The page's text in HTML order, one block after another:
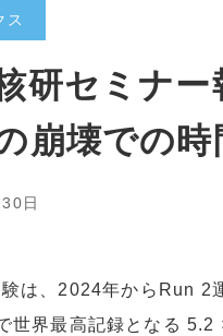
ス
核研セミナ
崩壊での
日
は、2024年からRun 2
世界最高記録となる 5.2